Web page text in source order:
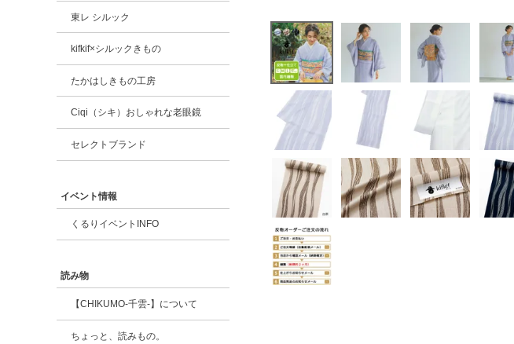
東レ シルック
kifkif×シルックきもの
たかはしきもの工房
Ciqi（シキ）おしゃれな老眼鏡
セレクトブランド
イベント情報
くるりイベントINFO
読み物
【CHIKUMO-千雲-】について
ちょっと、読みもの。